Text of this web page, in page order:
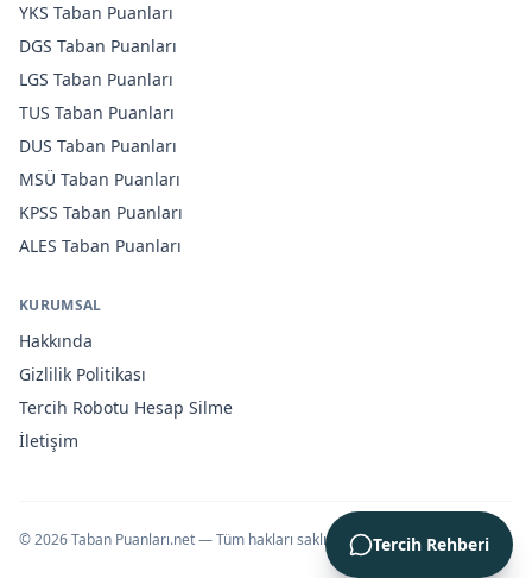
YKS Taban Puanları
DGS Taban Puanları
LGS Taban Puanları
TUS Taban Puanları
DUS Taban Puanları
MSÜ Taban Puanları
KPSS Taban Puanları
ALES Taban Puanları
KURUMSAL
Hakkında
Gizlilik Politikası
Tercih Robotu Hesap Silme
İletişim
©2026Taban Puanları.net — Tüm hakları saklıdır. Tercih Rehberi